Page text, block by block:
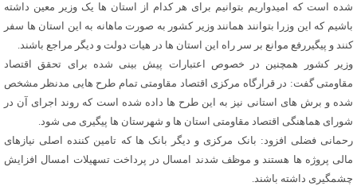
شده است که امیدواریم بتوانیم برای هر کدام از استان ها یک وزیر معین داشته
باشیم که این وزرا بتوانند همانند وزیر کشور به صورت ماهانه به این استان ها سفر
کنند و پیگیررفع موانع بر سر راه این استان ها در هیات دولت و دیگر مراجع باشند.
وزیر کشور همچنین در خصوص اعتبارات پیش بینی شده برای تحقق اقتصاد
مقاومتی گفت: در قرارگاه مرکزی اقتصاد مقاومتی تمام طرح هایی مدنظر مشخص
شده و برش های استانی نیز به این طرح ها داده شده است که روند اجرای آن در
شورای هماهنگی اقتصاد مقاومتی استان ها و شهرستان ها پیگیری می شود.
رحمانی فضلی افزود: بانک مرکزی و دیگر بانک ها که تامین کننده اصلی نیازهای
مالی پروژه ها هستند و موظف شدند امسال در پرداخت تسهیلات امسال افزایش
چشمگیری داشته باشند.